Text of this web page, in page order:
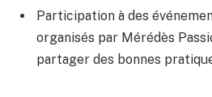
Participation à des
organisés par Mérédès
partager des bonnes